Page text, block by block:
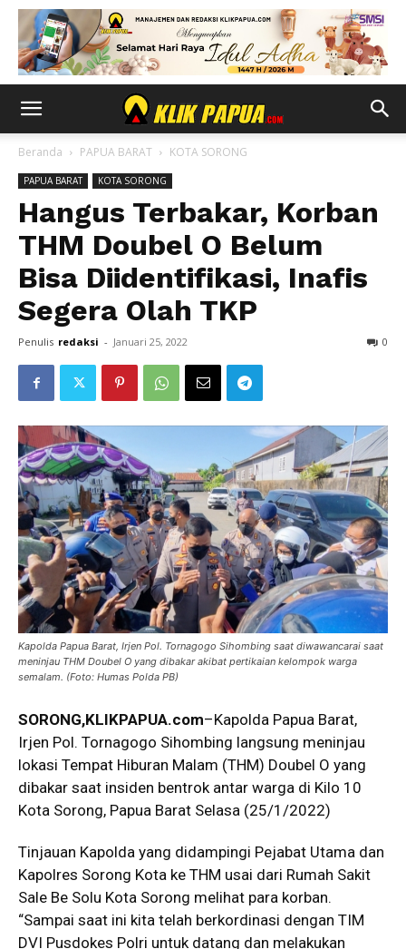
Beranda PAPUA BARAT KOTA SORONG
PAPUA BARAT KOTA SORONG
Hangus Terbakar, Korban
THM Doubel O Belum
Bisa Diidentifikasi, Inafis
Segera Olah TKP
Penulis redaksi - Januari 25, 2022 0
Kapolda Papua Barat, Irjen Pol. Tornagogo Sihombing saat diwawancarai saat
meninjau THM Doubel O yang dibakar akibat pertikaian kelompok warga
semalam. (Foto: Humas Polda PB)
SORONG,KLIKPAPUA.com–Kapolda Papua Barat,
Irjen Pol. Tornagogo Sihombing langsung meninjau
lokasi Tempat Hiburan Malam (THM) Doubel O yang
dibakar saat insiden bentrok antar warga di Kilo 10
Kota Sorong, Papua Barat Selasa (25/1/2022)
Tinjauan Kapolda yang didampingi Pejabat Utama dan
Kapolres Sorong Kota ke THM usai dari Rumah Sakit
Sale Be Solu Kota Sorong melihat para korban.
“Sampai saat ini kita telah berkordinasi dengan TIM
DVI Pusdokes Polri untuk datang dan melakukan